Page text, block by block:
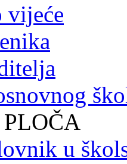
vijeće
u